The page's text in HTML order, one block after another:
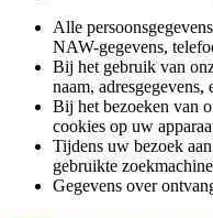
Alle
NAW-gegevens,
Bij het gebruik van
naam,
Bij het bezoeken van
cookies op uw
Tijdens uw bezoek
gebruikte
Gegevens over